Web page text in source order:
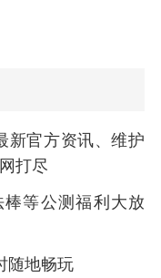
新官方资讯、维护
打尽
等公测福利大放
随地畅玩